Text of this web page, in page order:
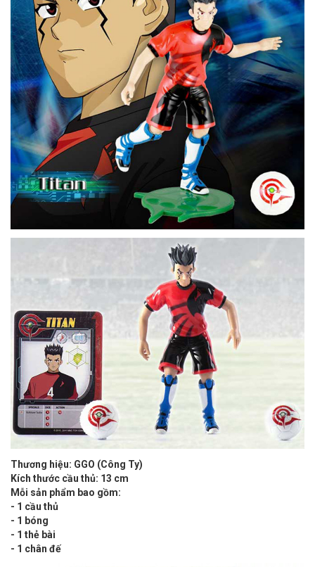
Thương hiệu: GGO (Công Ty)
Kích thước cầu thủ: 13 cm
Mỗi sản phẩm bao gồm:
- 1 cầu thủ
- 1 bóng
- 1 thẻ bài
- 1 chân đế